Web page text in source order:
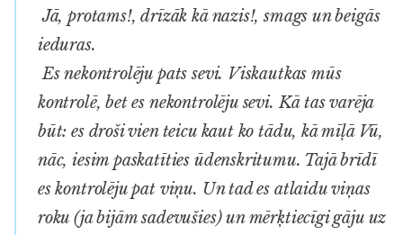
Jā, protams!, drīzāk kā nazis!, smags un beigās
ieduras.
Es nekontrolēju pats sevi. Viskautkas mūs
kontrolē, bet es nekontrolēju sevi. Kā tas varēja
būt: es droši vien teicu kaut ko tādu, kāmīļā Vū,
nāc, iesim paskatīties ūdenskritumu. Tajā brīdī
es kontrolēju pat viņu. Un tad es atlaidu viņas
roku (ja bijām sadevušies) un mērķtiecīgi gāju uz